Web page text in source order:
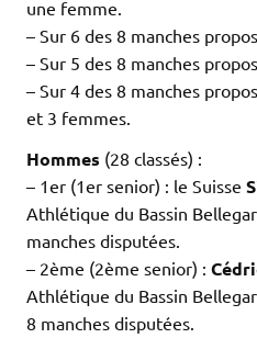
une femme.
– Sur 6 des 8 manches
– Sur 5 des 8 manches
– Sur 4 des 8 manches
et 3 femmes.
Hommes (28 classés) :
– 1er (1er senior) : le Suisse
Athlétique du Bassin
manches disputées.
– 2ème (2ème senior) :
Athlétique du Bassin
8 manches disputées.